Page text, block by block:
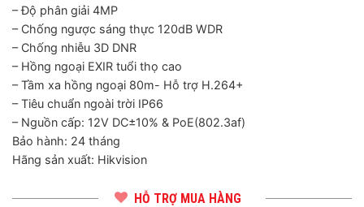
– Độ phân giải 4MP
– Chống ngược sáng thực 120dB WDR
– Chống nhiễu 3D DNR
– Hồng ngoại EXIR tuổi thọ cao
– Tầm xa hồng ngoại 80m- Hỗ trợ H.264+
– Tiêu chuẩn ngoài trời IP66
– Nguồn cấp: 12V DC±10% & PoE(802.3af)
Bảo hành: 24 tháng
Hãng sản xuất: Hikvision
HỖ TRỢ MUA HÀNG